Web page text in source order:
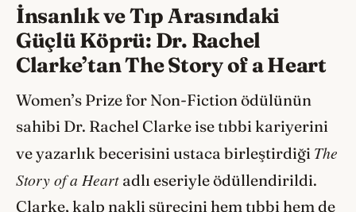
İnsanlık ve Tıp Arasındaki
Güçlü Köprü: Dr. Rachel
Clarke’tan The Story of a Heart
Women’s Prize for Non-Fiction ödülünün
sahibi Dr. Rachel Clarke ise tıbbi kariyerini
ve yazarlık becerisini ustaca birleştirdiği The
Story of a Heart adlı eseriyle ödüllendirildi.
Clarke, kalp nakli sürecini hem tıbbi hem de